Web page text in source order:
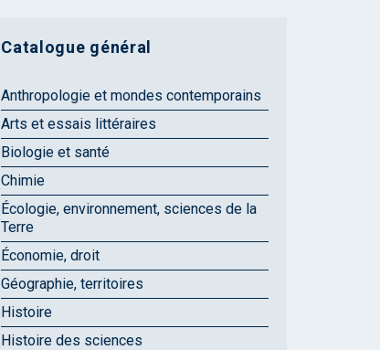
Catalogue général
Anthropologie et mondes contemporains
Arts et essais littéraires
Biologie et santé
Chimie
Écologie, environnement, sciences de la
Terre
Économie, droit
Géographie, territoires
Histoire
Histoire des sciences